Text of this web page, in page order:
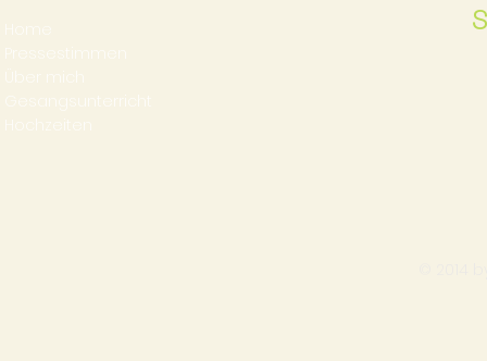
Home
Pressestimmen
Über mich
Gesangsunterricht
Hochzeiten